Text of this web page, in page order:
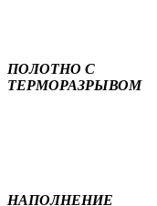
ПОЛОТНО С
ТЕРМОРАЗРЫВОМ
НАПОЛНЕНИЕ